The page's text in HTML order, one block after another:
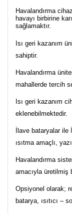
Havalandırma
havayı birbirine
sağlamaktır.
Isı geri kazanım
sahiptir.
Havalandırma
mahallerde tercih
Isı geri kazanım
eklenebilmektedir.
İlave bataryalar
ısıtma amaçlı,
Havalandırma
amacıyla üretilmiş
Opsiyonel olarak;
batarya, ısıtıcı –